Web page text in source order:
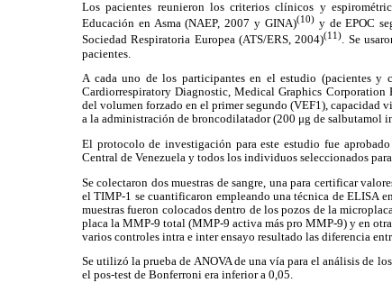
Los pacientes reunieron los criterios clínicos y
Educación en Asma (NAEP, 2007 y GINA)(10)y de EPOC
Sociedad Respiratoria Europea (ATS/ERS, 2004)(11). Se
pacientes.
A cada uno de los participantes en el estudio (pacientes y
Cardiorrespiratory Diagnostic, Medical Graphics
del volumen forzado en el primer segundo (VEF1), capacidad
a la administración de broncodilatador (200 μg de salbutamol
El protocolo de investigación para este estudio fue
Central de Venezuela y todos los individuos seleccionados
Se colectaron dos muestras de sangre, una para certificar
el TIMP-1 se cuantificaron empleando una técnica de ELISA
muestras fueron colocados dentro de los pozos de la
placa la MMP-9 total (MMP-9 activa más pro MMP-9) y en
varios controles intra e inter ensayo resultado las diferencia
Se utilizó la prueba de ANOVA de una vía para el análisis de
el pos-test de Bonferroni era inferior a 0,05.